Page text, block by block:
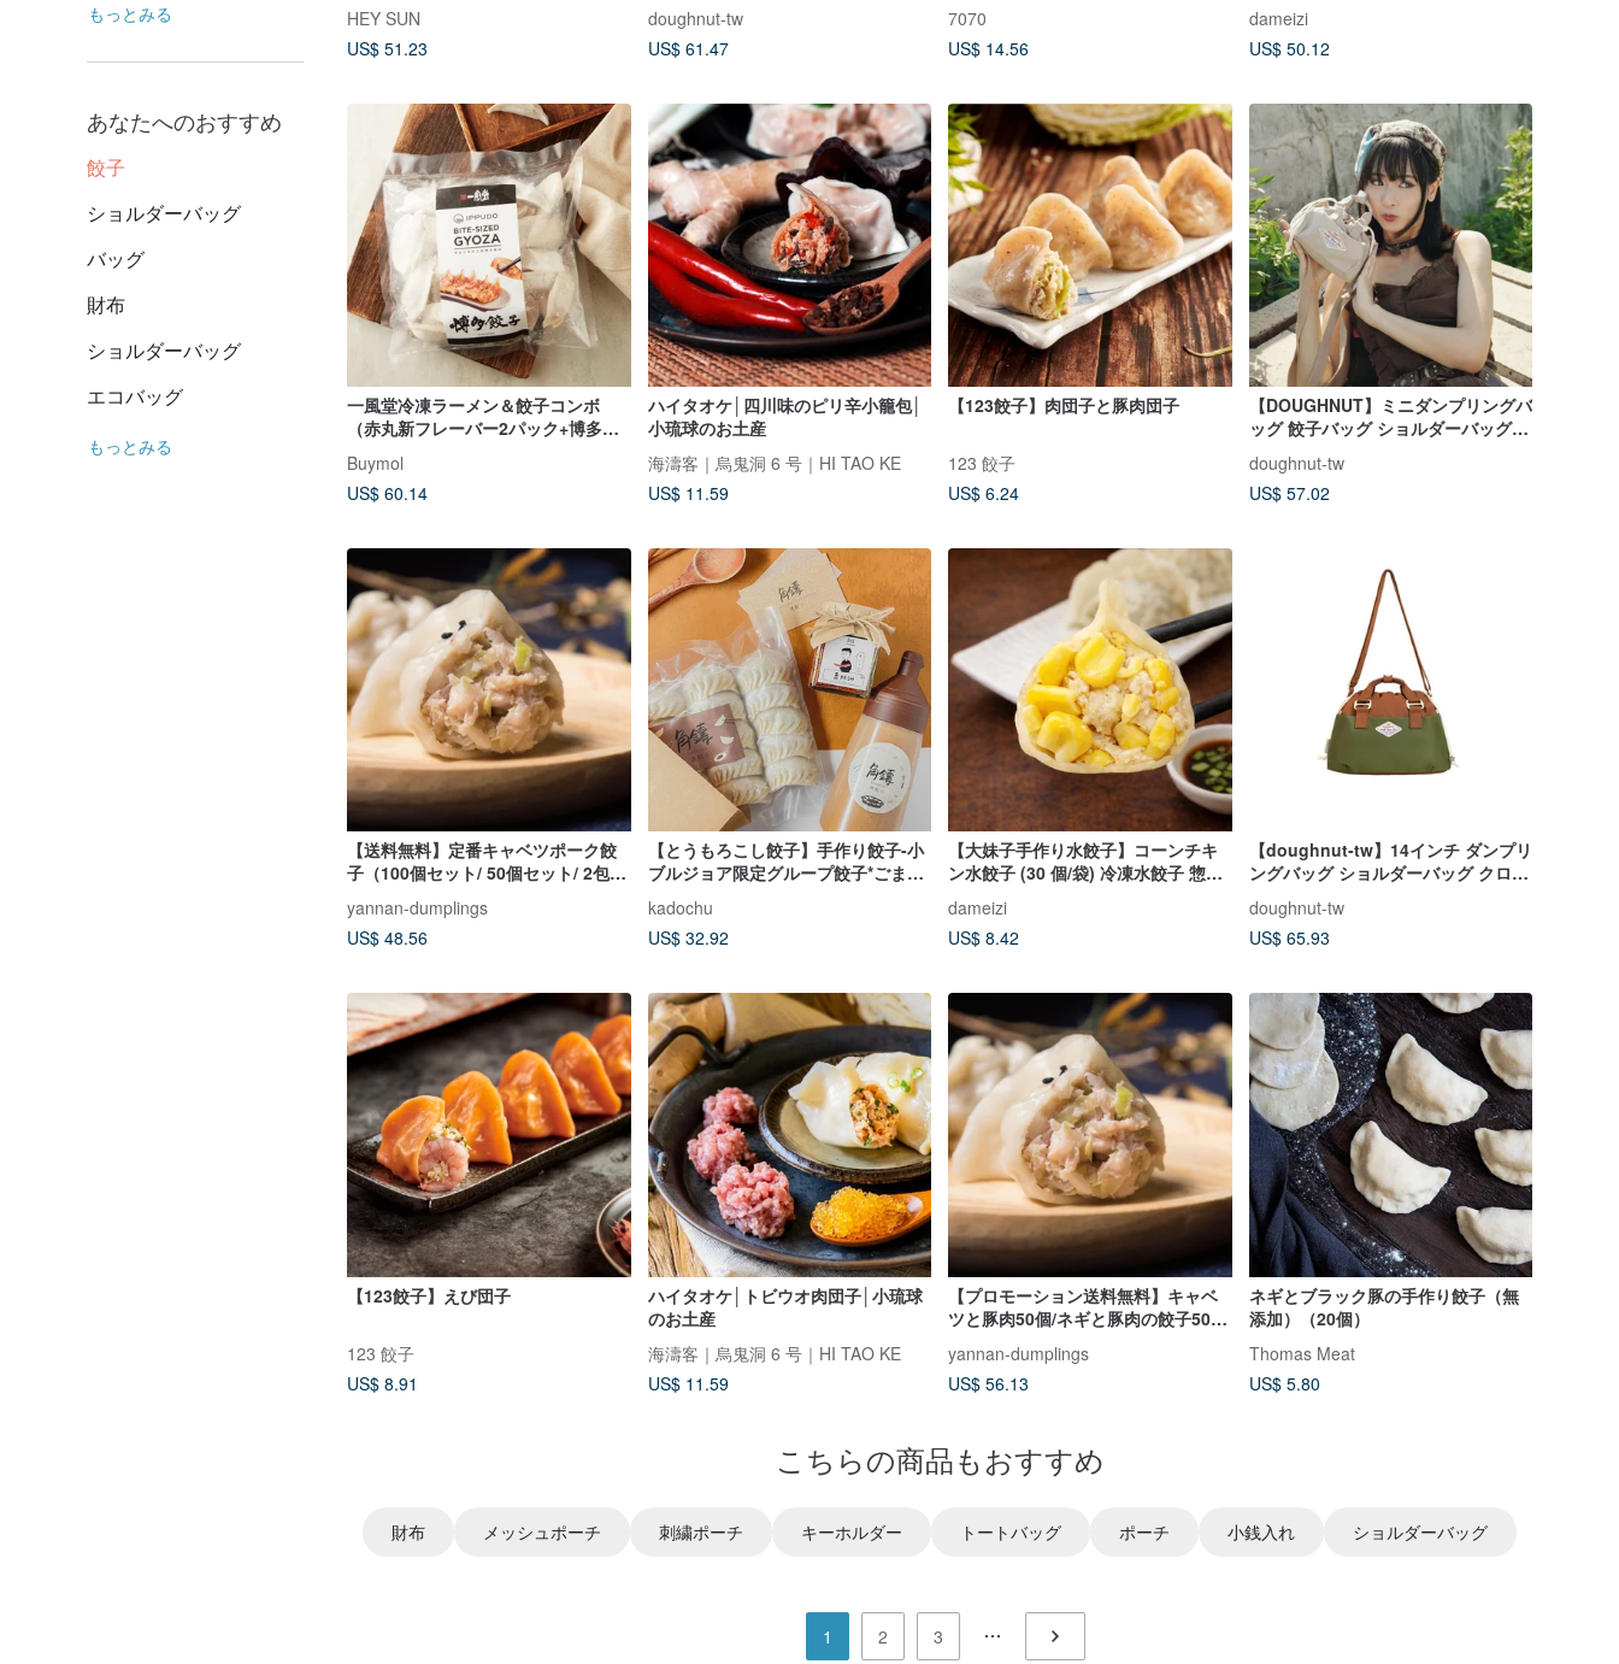
もっとみる
あなたへのおすすめ
餃子
ショルダーバッグ
バッグ
財布
ショルダーバッグ
エコバッグ
もっとみる
HEY SUN
US$ 51.23
doughnut-tw
US$ 61.47
7070
US$ 14.56
dameizi
US$ 50.12
一風堂冷凍ラーメン＆餃子コンボ
（赤丸新フレーバー2パック+博多一
風堂餃子2パック）
Buymol
US$ 60.14
ハイタオケ│四川味のピリ辛小籠包│
小琉球のお土産
海濤客｜烏鬼洞 6 号｜HI TAO KE
US$ 11.59
【123餃子】肉団子と豚肉団子
123 餃子
US$ 6.24
【DOUGHNUT】ミニダンプリングバ
ッグ 餃子バッグ ショルダーバッグ
クロスボディバッグ スマホバッグ -
ベージュ MNS
doughnut-tw
US$ 57.02
【送料無料】定番キャベツポーク餃
子（100個セット/ 50個セット/ 2包セ
yannan-dumplings
US$ 48.56
【とうもろこし餃子】手作り餃子-小
ブルジョア限定グループ餃子*ごまソ
ース2個*ラー油1個* 1
kadochu
US$ 32.92
【大妹子手作り水餃子】コーンチキ
ン水餃子 (30 個/袋) 冷凍水餃子 惣菜
軽食
dameizi
US$ 8.42
【doughnut-tw】14インチ ダンプリ
ングバッグ ショルダーバッグ クロス
ボディバッグ - マッシュルームxミリ
タリーグリーン MNS
doughnut-tw
US$ 65.93
【123餃子】えび団子
123 餃子
US$ 8.91
ハイタオケ│トビウオ肉団子│小琉球
のお土産
海濤客｜烏鬼洞 6 号｜HI TAO KE
US$ 11.59
【プロモーション送料無料】キャベ
ツと豚肉50個/ネギと豚肉の餃子50
yannan-dumplings
US$ 56.13
ネギとブラック豚の手作り餃子（無
添加）（20個）
Thomas Meat
US$ 5.80
こちらの商品もおすすめ
財布 メッシュポーチ 刺繍ポーチ キーホルダー トートバッグ ポーチ 小銭入れ ショルダーバッグ
1 2 3